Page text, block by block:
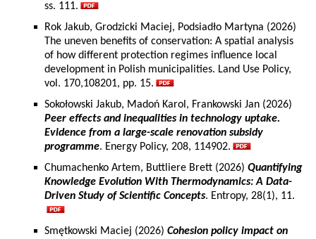
ss. 111.
Rok Jakub, Grodzicki Maciej, Podsiadło Martyna (2026)
The uneven benefits of conservation: A spatial analysis
of how different protection regimes influence local
development in Polish municipalities. Land Use Policy,
vol. 170,108201, pp. 15.
Sokołowski Jakub, Madoń Karol, Frankowski Jan (2026)
Peer effects and inequalities in technology uptake.
Evidence from a large-scale renovation subsidy
programme. Energy Policy, 208, 114902.
Chumachenko Artem, Buttliere Brett (2026) Quantifying
Knowledge Evolution With Thermodynamics: A Data-
Driven Study of Scientific Concepts. Entropy, 28(1), 11.
Smętkowski Maciej (2026) Cohesion policy impact on